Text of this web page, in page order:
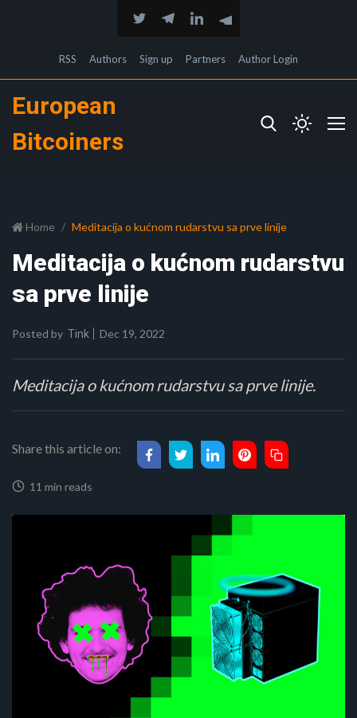
RSS Authors Sign up Partners Author Login
European
Bitcoiners
Home Meditacija o kućnom rudarstvu sa prve linije
Meditacija o kućnom rudarstvu
sa prve linije
Posted by Tink Dec 19, 2022
Meditacija o kućnom rudarstvu sa prve linije.
Share this article on:
11 min reads